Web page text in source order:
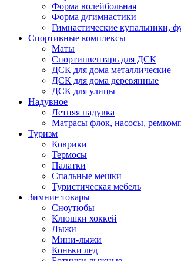
Форма волейбольная
Форма д/гимнастики
Гимнастические купальники,
Спортивные комплексы
Маты
Спортинвентарь для ДСК
ДСК для дома металлические
ДСК для дома деревянные
ДСК для улицы
Надувное
Летняя надувка
Матрасы флок, насосы,
Туризм
Коврики
Термосы
Палатки
Спальные мешки
Туристическая мебель
Зимние товары
Сноутюбы
Клюшки хоккей
Лыжи
Мини-лыжи
Коньки лед